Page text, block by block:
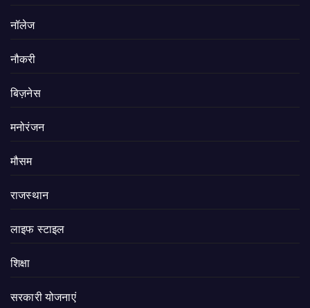
नॉलेज
नौकरी
बिज़नेस
मनोरंजन
मौसम
राजस्थान
लाइफ स्टाइल
शिक्षा
सरकारी योजनाएं